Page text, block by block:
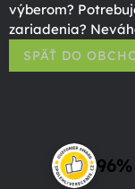
výberom?
zariadenia?
SPÄŤ DO